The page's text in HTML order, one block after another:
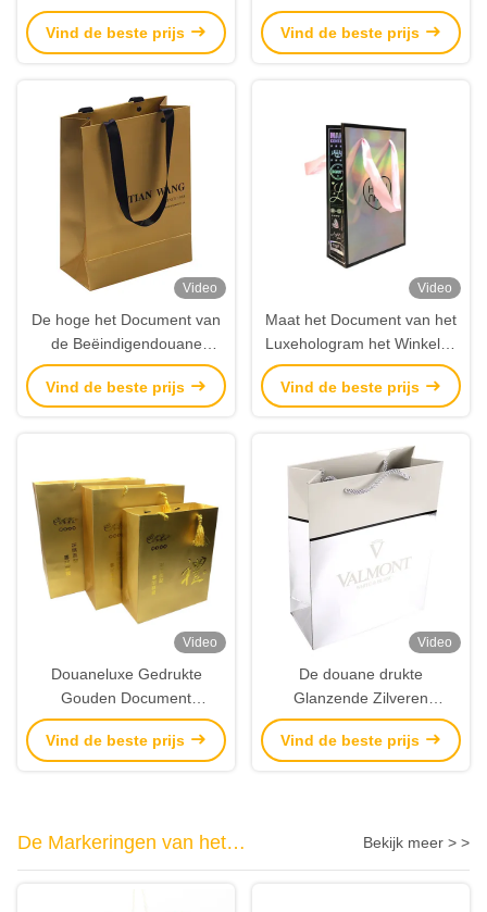
Zakkenpakketten van de
Wijnalcoholische drank In
Vind de beste prijs
Boodschappentassenkledingstuk
Verpakking met
Vind de beste prijs
Video
De hoge het Document van
de Beëindigendouane
Gouden van het het Satijnlint
van Horlogeszakken Kabel
Vind de beste prijs
Video
Maat het Document van het
Luxehologram het Winkelen
Zakken online met
Kunstwerkdruk
Vind de beste prijs
Video
Douaneluxe Gedrukte
Gouden Document
Giftzakken met In reliëf
gemaakte Logo Tassel-
Vind de beste prijs
Video
De douane drukte
Glanzende Zilveren
Document
Boodschappentassen met In
Vind de beste prijs
De Markeringen van het
douanekledingstuk
Bekijk meer > >